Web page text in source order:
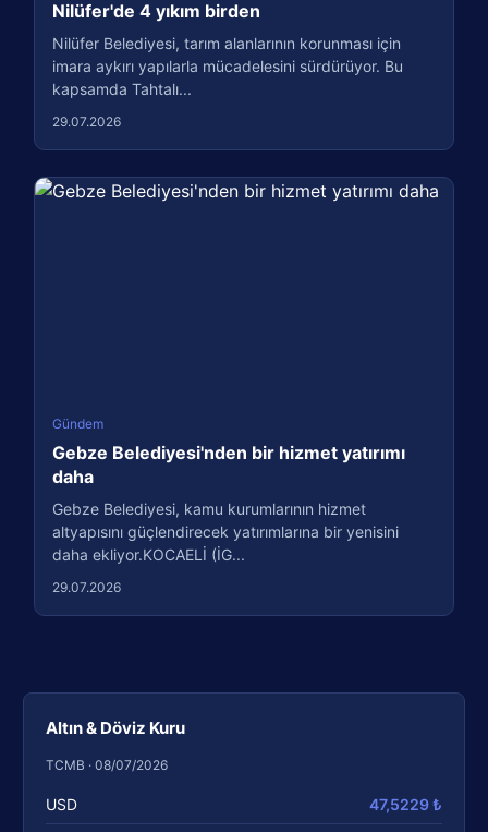
Altın & Döviz Kuru
TCMB · 08/07/2026
USD 47,5229 ₺
Nilüfer'de 4 yıkım birden
Nilüfer Belediyesi, tarım alanlarının korunması için
imara aykırı yapılarla mücadelesini sürdürüyor. Bu
kapsamda Tahtalı...
29.07.2026
Gündem
Gebze Belediyesi'nden bir hizmet yatırımı
daha
Gebze Belediyesi, kamu kurumlarının hizmet
altyapısını güçlendirecek yatırımlarına bir yenisini
daha ekliyor.KOCAELİ (İG...
29.07.2026